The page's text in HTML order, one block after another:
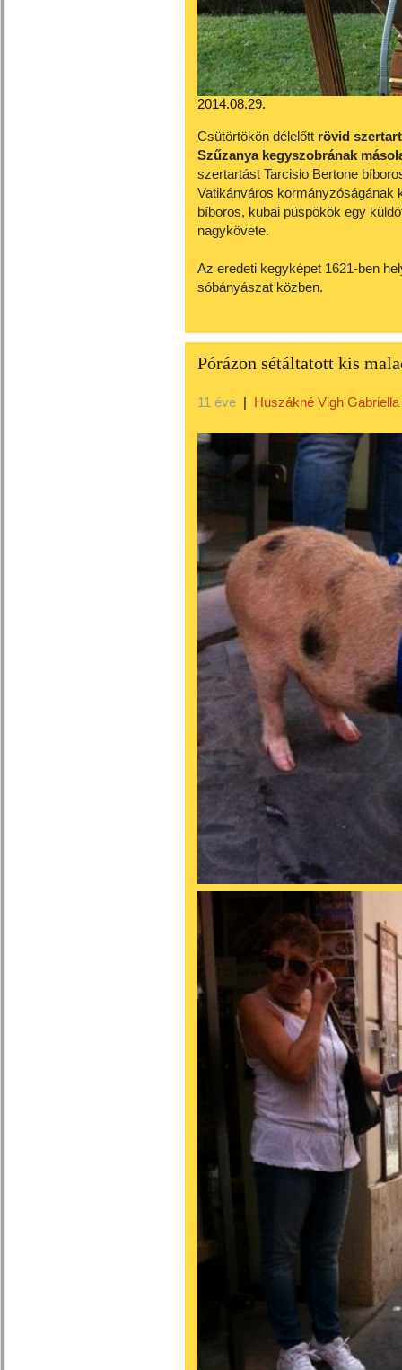
2014.08.29.
Csütörtökön délelőtt rövid
Szűzanya kegyszobrának
szertartást Tarcisio Bertone
Vatikánváros kormányzóságának
bíboros, kubai püspökök egy
nagykövete.
Az eredeti kegyképet 1621-ben
sóbányászat közben.
Pórázon sétáltatott kis
11 éve | Huszákné Vigh Gabriella